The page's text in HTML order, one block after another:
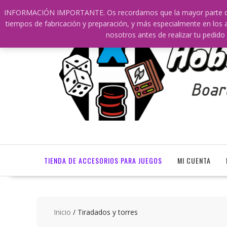
INFORMACIÓN IMPORTANTE. Os recordamos que la mayor
tiempos de fabricación y preparación, y más especialmente en
nosotros antes de realizar tu pedido
contenido
609241475 SOLO DE 10:00 a 14:00
TIENDA DE ACCESORIOS PARA JUEGOS MI CUENTA
Inicio / Tiradados y torres